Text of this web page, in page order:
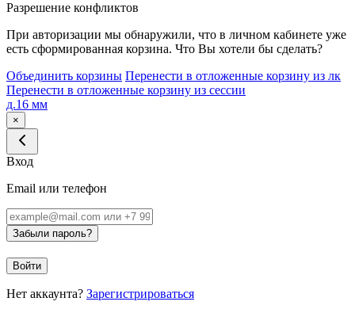
Разрешение конфликтов
При авторизации мы обнаружили, что в личном кабинете уже
есть сформированная корзина. Что Вы хотели бы сделать?
Объединить корзины Перенести в отложенные корзину из лк
Перенести в отложенные корзину из сессии
д.16 мм
×
Вход
Email или телефон
Забыли пароль?
Войти
Нет аккаунта? Зарегистрироваться